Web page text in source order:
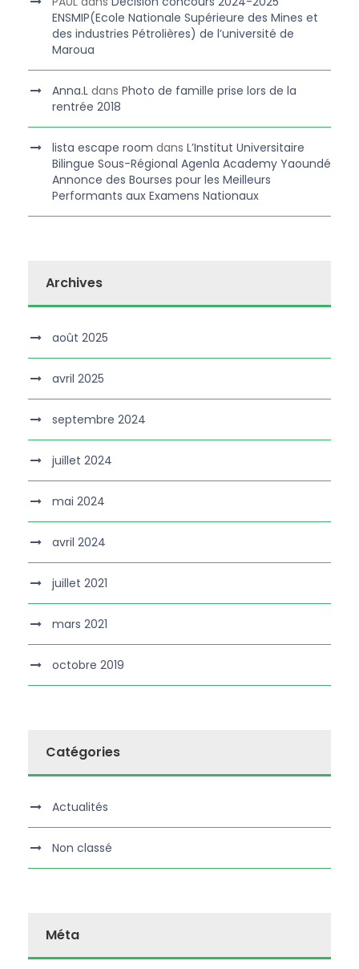
ENSMIP(Ecole Nationale Supérieure des Mines et
des industries Pétrolières) de l’université de
Maroua
Anna.L dans Photo de famille prise lors de la
rentrée 2018
lista escape room dans L’Institut Universitaire
Bilingue Sous-Régional Agenla Academy Yaoundé
Annonce des Bourses pour les Meilleurs
Performants aux Examens Nationaux
Archives
août 2025
avril 2025
septembre 2024
juillet 2024
mai 2024
avril 2024
juillet 2021
mars 2021
octobre 2019
Catégories
Actualités
Non classé
Méta